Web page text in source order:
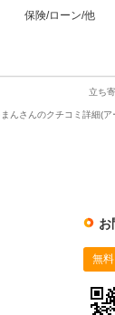
保険/ローン/他
立ち
んさんのクチコミ詳細(ア
お
無料